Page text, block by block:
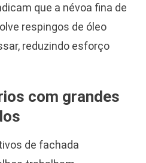
que a névoa fina de
respingos de óleo
reduzindo esforço
com grandes
de fachada